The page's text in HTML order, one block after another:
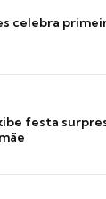
celebra
festa